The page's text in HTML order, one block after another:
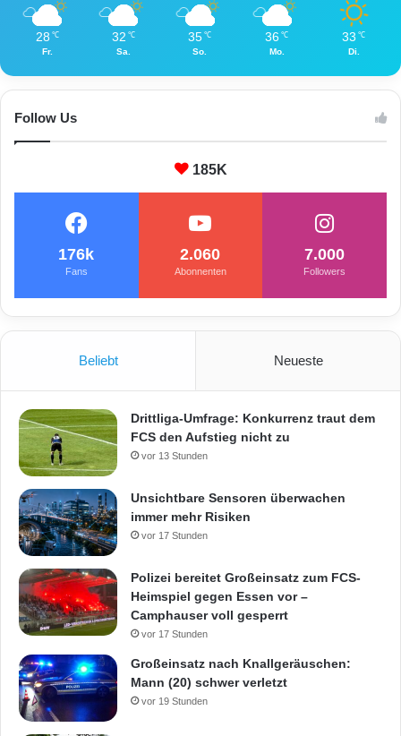
h
i
28 ℃
Fr.
32 ℃
Sa.
35 ℃
So.
36 ℃
Mo.
33 ℃
Di.
Follow Us
185K
176k
Fans
2.060
Abonnenten
7.000
Followers
Beliebt Neueste
Drittliga-Umfrage: Konkurrenz traut dem
FCS den Aufstieg nicht zu
vor 13 Stunden
Unsichtbare Sensoren überwachen
immer mehr Risiken
vor 17 Stunden
Polizei bereitet Großeinsatz zum FCS-
Heimspiel gegen Essen vor –
Camphauser voll gesperrt
vor 17 Stunden
Großeinsatz nach Knallgeräuschen:
Mann (20) schwer verletzt
vor 19 Stunden